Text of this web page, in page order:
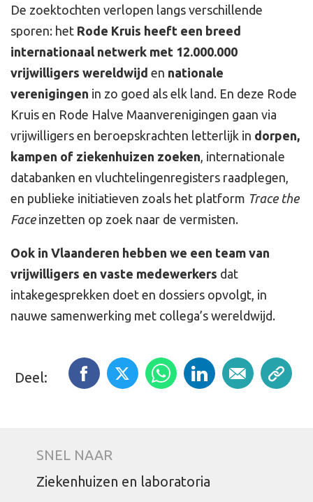
De zoektochten verlopen langs verschillende
sporen: het Rode Kruis heeft een breed
internationaal netwerk met 12.000.000
vrijwilligers wereldwijd en nationale
verenigingen in zo goed als elk land. En deze Rode
Kruis en Rode Halve Maanverenigingen gaan via
vrijwilligers en beroepskrachten letterlijk in dorpen,
kampen of ziekenhuizen zoeken, internationale
databanken en vluchtelingenregisters raadplegen,
en publieke initiatieven zoals het platform Trace the
Faceinzetten op zoek naar de vermisten.
Ook in Vlaanderen hebben we een team van
vrijwilligers en vaste medewerkers dat
intakegesprekken doet en dossiers opvolgt, in
nauwe samenwerking met collega’s wereldwijd.
Deel:
SNEL NAAR
Ziekenhuizen en laboratoria